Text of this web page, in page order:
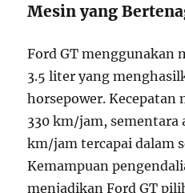
Mesin yang
Ford GT menggunakan
3.5 liter yang
horsepower. Kecepatan
330 km/jam, sementara
km/jam tercapai dalam
Kemampuan
menjadikan Ford GT